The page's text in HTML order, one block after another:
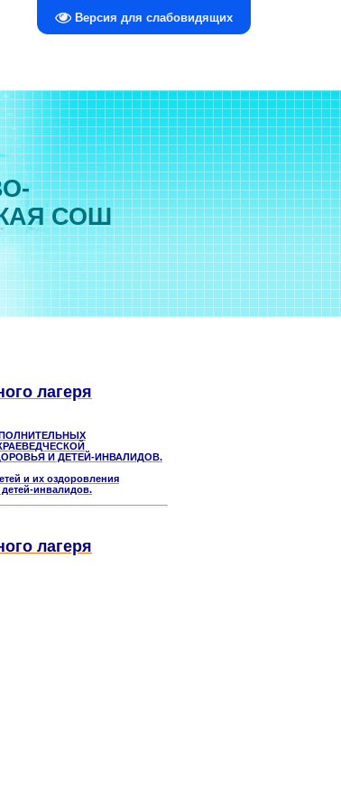
Версия для слабовидящих
СОШ
лагеря
И ДЕТЕЙ-ИНВАЛИДОВ.
и их оздоровления
инвалидов.
лагеря